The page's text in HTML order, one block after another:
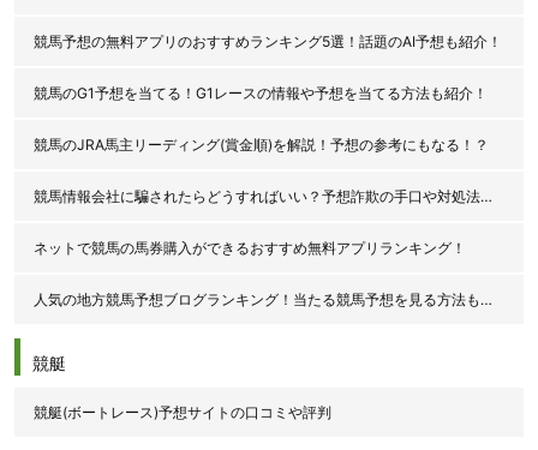
競馬予想の無料アプリのおすすめランキング5選！話題のAI予想も紹介！
競馬のG1予想を当てる！G1レースの情報や予想を当てる方法も紹介！
競馬のJRA馬主リーディング(賞金順)を解説！予想の参考にもなる！？
競馬情報会社に騙されたらどうすればいい？予想詐欺の手口や対処法を解説！
ネットで競馬の馬券購入ができるおすすめ無料アプリランキング！
人気の地方競馬予想ブログランキング！当たる競馬予想を見る方法も紹介！
競艇
競艇(ボートレース)予想サイトの口コミや評判